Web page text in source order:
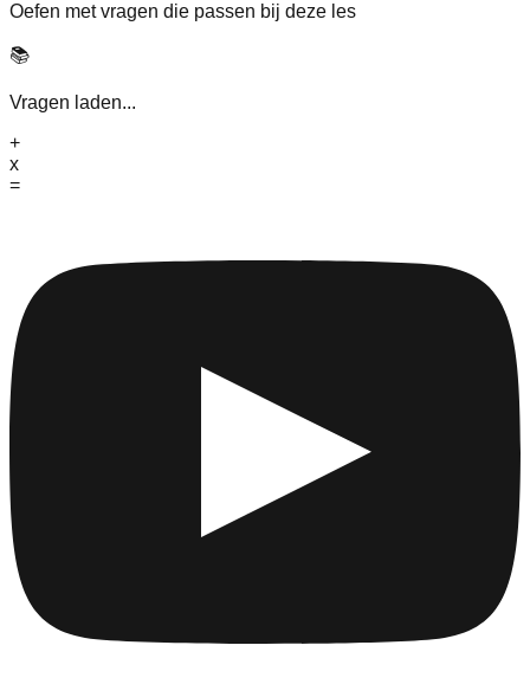
Oefen met vragen die passen bij deze les
📚
Vragen laden...
+
x
=